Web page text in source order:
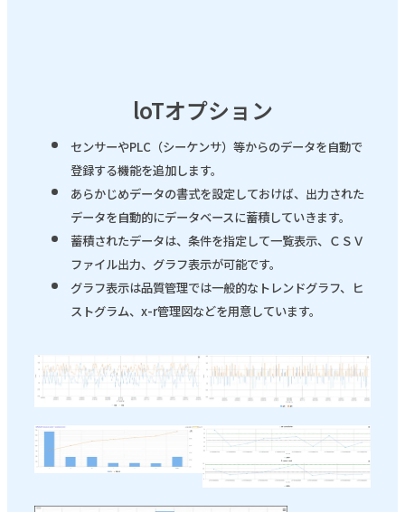
loTオプション
センサーやPLC（シーケンサ）等からのデータを自動で
登録する機能を追加します。
あらかじめデータの書式を設定しておけば、出力された
データを自動的にデータベースに蓄積していきます。
蓄積されたデータは、条件を指定して一覧表示、ＣＳＶ
ファイル出力、グラフ表示が可能です。
グラフ表示は品質管理では一般的なトレンドグラフ、ヒ
ストグラム、x-r管理図などを用意しています。